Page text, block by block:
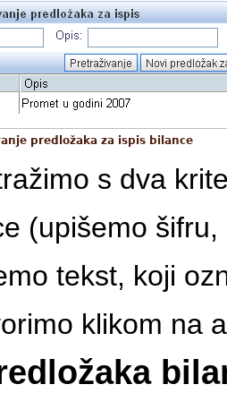
predložaka za ispis bilance
s dva
(upišemo
tekst, koji
klikom na